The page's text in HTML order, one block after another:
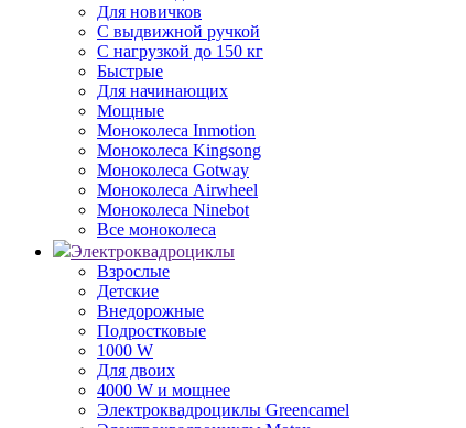
Для новичков
С выдвижной ручкой
С нагрузкой до 150 кг
Быстрые
Для начинающих
Мощные
Моноколеса Inmotion
Моноколеса Kingsong
Моноколеса Gotway
Моноколеса Airwheel
Моноколеса Ninebot
Все моноколеса
Электроквадроциклы
Взрослые
Детские
Внедорожные
Подростковые
1000 W
Для двоих
4000 W и мощнее
Электроквадроциклы Greencamel